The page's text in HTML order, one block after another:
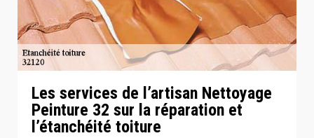
Les services de l’artisan Nettoyage
Peinture 32 sur la réparation et
l’étanchéité toiture